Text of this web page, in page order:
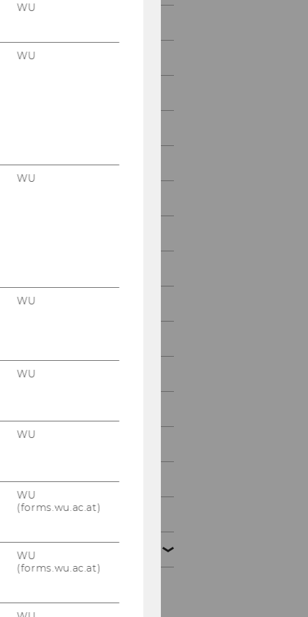
2022
2019
2015
2013
2010
2009
2008
12.12.2008
WU
WU
WU
WU
WU
WU
WU
(forms.wu.ac.at)
WU
(forms.wu.ac.at)